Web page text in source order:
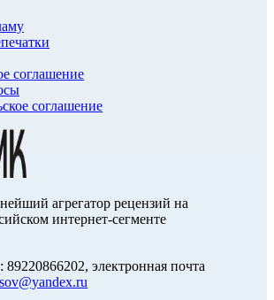
соглашение
соглашение
агрегатор рецензий на
интернет-сегменте
электронная почта